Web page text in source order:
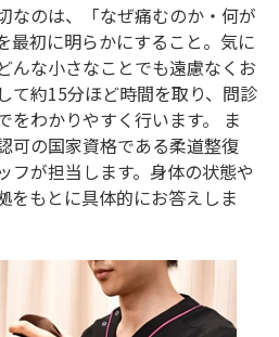
なのは、「なぜ痛むのか・何が
最初に明らかにすること。気に
んな小さなことでも遠慮なくお
て約15分ほど時間を取り、問診
をわかりやすく行います。 ま
可の国家資格である柔道整復
フが担当します。身体の状態や
をもとに具体的にお答えしま